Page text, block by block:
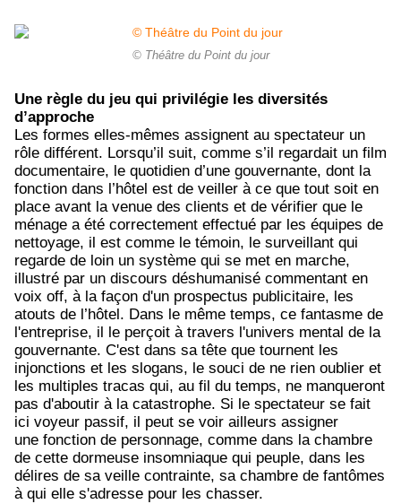
© Théâtre du Point du jour
Une règle du jeu qui privilégie les diversités
d’approche
Les formes elles-mêmes assignent au spectateur un
rôle différent. Lorsqu’il suit, comme s’il regardait un film
documentaire, le quotidien d’une gouvernante, dont la
fonction dans l’hôtel est de veiller à ce que tout soit en
place avant la venue des clients et de vérifier que le
ménage a été correctement effectué par les équipes de
nettoyage, il est comme le témoin, le surveillant qui
regarde de loin un système qui se met en marche,
illustré par un discours déshumanisé commentant en
voix off, à la façon d'un prospectus publicitaire, les
atouts de l’hôtel. Dans le même temps, ce fantasme de
l'entreprise, il le perçoit à travers l'univers mental de la
gouvernante. C'est dans sa tête que tournent les
injonctions et les slogans, le souci de ne rien oublier et
les multiples tracas qui, au fil du temps, ne manqueront
pas d'aboutir à la catastrophe. Si le spectateur se fait
ici voyeur passif, il peut se voir ailleurs assigner
une fonction de personnage, comme dans la chambre
de cette dormeuse insomniaque qui peuple, dans les
délires de sa veille contrainte, sa chambre de fantômes
à qui elle s'adresse pour les chasser.